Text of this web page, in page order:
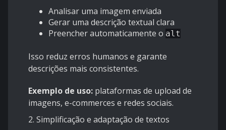
Analisar uma imagem enviada
Gerar uma descrição textual clara
Preencher automaticamente o alt
Isso reduz erros humanos e garante
descrições mais consistentes.
Exemplo de uso: plataformas de upload de
imagens, e-commerces e redes sociais.
2. Simplificação e adaptação de textos